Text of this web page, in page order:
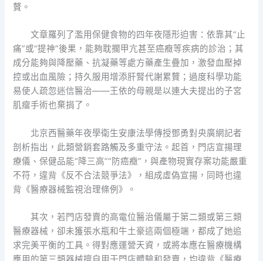
贅。
文章羅列了濫用保健食物的四年夜隱形迫害：依靠其“止
痛”或“提神”後果，能夠耽擱甲亢甚至癌癥等疾病的診治；其
成分能夠與降壓藥、抗凝藥等處方藥產生疊加，激發血壓掉
控或出血風險；持久服用增添肝腎代謝累贅；過度科學功能
易使人疏忽迷信醫治——王依的母親是以連大夫提出的子宮
肌瘤手術也棄捐了。
北京西醫藥年夜學衛生安康法學傳授鄧勇對央廣網記者
剖析指出，此類營銷套路觸及多重守法。起首，門店宣揚理
療儀、保健品能“降三高”“防癌癥”，與產物現實存案功能嚴重
不符，違背《反不合法競爭法》，組成虛偽宣揚，同時也違
背《醫療器械監視治理條例》。
其次，若門店發賣的高電位醫治儀屬于第二類或第三類
醫療器械，卻未獲張水瓶和牛土豪這兩個極端，都成了她追
求完美平衡的工具。得對應運營天資，或將本應在醫療機構